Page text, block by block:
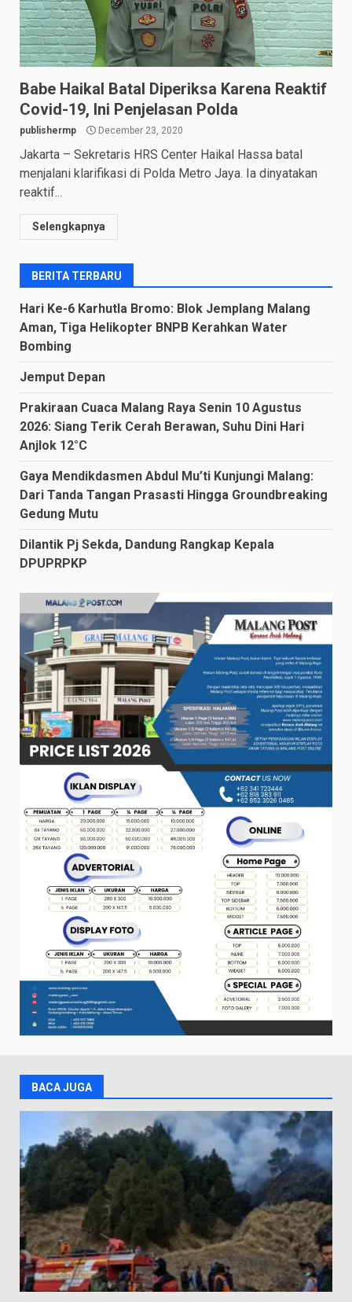
Babe Haikal Batal Diperiksa Karena Reaktif
Covid-19, Ini Penjelasan Polda
publishermp December 23, 2020
Jakarta – Sekretaris HRS Center Haikal Hassa batal
menjalani klarifikasi di Polda Metro Jaya. Ia dinyatakan
reaktif...
Selengkapnya
BERITA TERBARU
Hari Ke-6 Karhutla Bromo: Blok Jemplang Malang
Aman, Tiga Helikopter BNPB Kerahkan Water
Bombing
Jemput Depan
Prakiraan Cuaca Malang Raya Senin 10 Agustus
2026: Siang Terik Cerah Berawan, Suhu Dini Hari
Anjlok 12°C
Gaya Mendikdasmen Abdul Mu’ti Kunjungi Malang:
Dari Tanda Tangan Prasasti Hingga Groundbreaking
Gedung Mutu
Dilantik Pj Sekda, Dandung Rangkap Kepala
DPUPRPKP
BACA JUGA